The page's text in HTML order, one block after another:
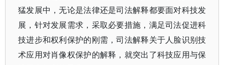
猛发展中，无论是法律还是司法解释都要面对科技发
展，针对发展需求，采取必要措施，满足司法促进科
技进步和权利保护的刚需，司法解释关于人脸识别技
术应用对肖像权保护的解释，就突出了科技应用与保